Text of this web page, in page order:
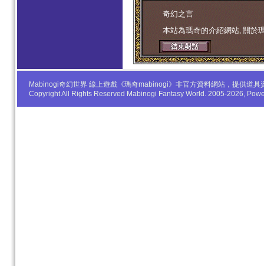
学生妹 奇幻之言
本站為瑪奇的介紹網站, 關於
Mabinogi奇幻世界 線上遊戲《瑪奇mabinogi》非官方資料網站，提供道
Copyright All Rights Reserved Mabinogi Fantasy World. 2005-2026,